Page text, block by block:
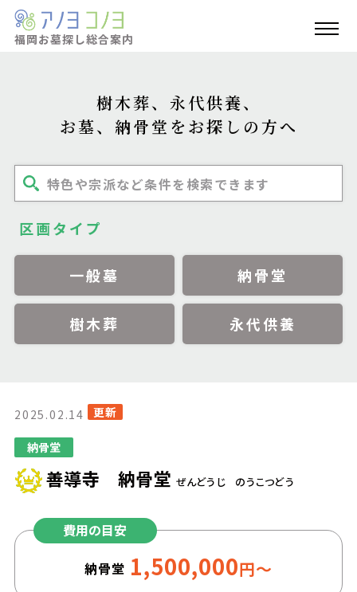
福岡お墓探し総合案内
樹木葬、永代供養、
お墓、納骨堂をお探しの方へ
特色や宗派など条件を検索できます
区画タイプ
一般墓 納骨堂
樹木葬 永代供養
2025.02.14 更新
納骨堂
善導寺 納骨堂 ぜんどうじ のうこつどう
費用の目安
納骨堂 1,500,000円～